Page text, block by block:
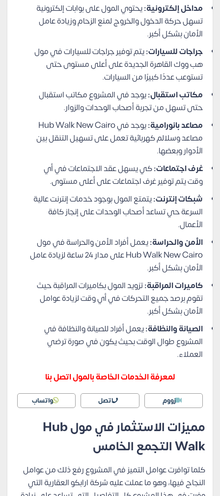
مداخل إلكترونية:يحتوي المول على بوابات إلكترونية
تسهل حركة الدخول والخروج لمنع الزحام وزيادة عامل
الأمان بشكل أكبر.
جراجات للسيارات:يتم توفير جراجات للسيارات في مول
هب ووك القاهرة الجديدة على أعلى مستوى حتى
تستوعب عددًا كبيرًا من السيارات.
مكاتب استقبال:يوجد في المشروع مكاتب استقبال
حتى تسهل من تجربة أصحاب الوحدات والزوار.
مصاعد بانورامية:
يوجد في Hub Walk New Cairo
مصاعد وسلالم كهربائية تعمل على تسهيل التنقل بين
الأدوار وبعضها.
غرف اجتماعات:كي يسهل عقد الاجتماعات في أي
وقت يتم توفير غرف اجتماعات على أعلى مستوى.
شبكات إنترنت:يتمتع المول بوجود خدمات إنترنت عالية
السرعة حي تساعد أصحاب الوحدات على إنجاز كافة
الأعمال.
الأمن والحراسة:يعمل أفراد الأمن والحراسة في مول
Hub Walk New Cairo على مدار 24 ساعة لزيادة عامل
الأمان بشكل أكبر.
كاميرات المراقبة:تزويد المول بكاميرات المراقبة حيث
تقوم برصد جميع التحركات في أي وقت لزيادة عوامل
الأمان بشكل أكبر.
الصيانة والنظافة:يعمل أفراد للصيانة والنظافة في
المشروع طوال الوقت بحيث يكون في صورة ترضي
العملاء.
لمعرفة الخدمات الخاصة بالمول اتصل بنا
زووم اتصل واتساب
مميزات الاستثمار في مول Hub
Walk التجمع الخامس
كلما توافرت عوامل التميز في المشروع رفع ذلك من عوامل
النجاح فيها، وهو ما عملت عليه شركة ارابكو العقارية التي